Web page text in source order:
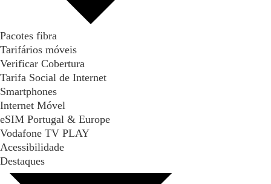
Pacotes fibra
Tarifários móveis
Verificar Cobertura
Tarifa Social de Internet
Smartphones
Internet Móvel
eSIM Portugal & Europe
Vodafone TV PLAY
Acessibilidade
Destaques